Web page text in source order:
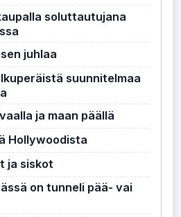
soluttautujana
juhlaa
suunnitelmaa
ja maan päällä
Hollywoodista
ja siskot
on tunneli pää- vai